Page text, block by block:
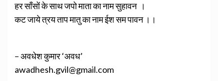
हर साँसों के साथ जपो माता का नाम सुहावन ।
कट जाये त्रय ताप मातु का नाम ईश सम पावन ।।
– अवधेश कुमार ‘अवध’
awadhesh.gvil@gmail.com